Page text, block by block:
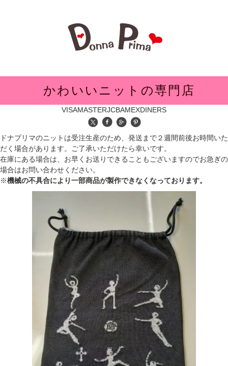
かわいいニットの専門店
VISAMASTERJCBAMEXDINERS
ドナプリマのニットは受注生産のため、発送まで２週間前後お時間いた
だく場合があります。ご了承いただけたら幸いです。
在庫にある場合は、お早くお送りできることもございますのでお急ぎの
場合はお問い合わせください。
※機械の不具合により一部商品が製作できなくなっております。